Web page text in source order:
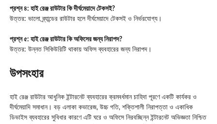
প্রশ্ন ৪: হাই রেঞ্জ রাউটার কি দীর্ঘমেয়াদে টেকসই?
উত্তর: ভালো ব্র্যান্ডের রাউটার হলে দীর্ঘমেয়াদে টেকসই ও নির্ভরযোগ্য।
প্রশ্ন ৫: হাই রেঞ্জ রাউটার কি অফিসের জন্য নিরাপদ?
উত্তর: উন্নত সিকিউরিটি থাকায় অফিস ব্যবহারের জন্য নিরাপদ।
উপসংহার
হাই রেঞ্জ রাউটার আধুনিক ইন্টারনেট ব্যবহারের ক্রমবর্ধমান চাহিদা পূরণে একটি কার্যকর ও
দীর্ঘমেয়াদি সমাধান। বড় এলাকা কভারেজ, উচ্চ গতি, শক্তিশালী নিরাপত্তা ও একাধিক
ডিভাইস ব্যবহারের সুবিধার কারণে এটি ঘরে ও অফিসে নিরবচ্ছিন্ন ইন্টারনেট অভিজ্ঞতা নিশ্চিত